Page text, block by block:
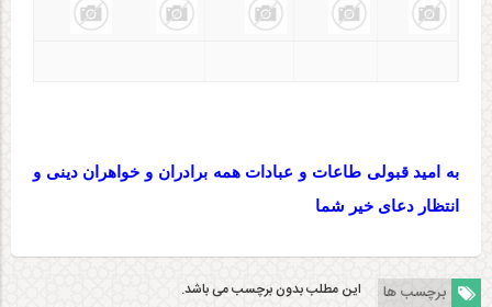
به امید قبولی طاعات و عبادات همه برادران و خواهران دینی و
انتظار دعای خیر شما
برچسب ها این مطلب بدون برچسب می باشد.